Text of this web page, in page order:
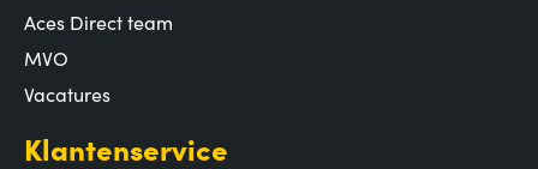
Aces Direct team
MVO
Vacatures
Klantenservice